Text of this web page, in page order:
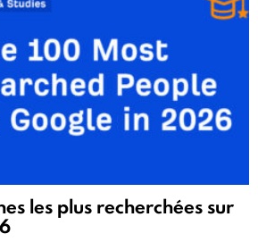
les plus recherchées sur